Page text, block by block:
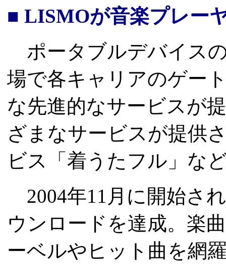
■ LISMOが音楽プレー
ポータブルデバイス
場で各キャリアのゲー
な先進的なサービスが
ざまなサービスが提供
ビス「着うたフル」な
2004年11月に開始さ
ウンロードを達成。楽
ーベルやヒット曲を網